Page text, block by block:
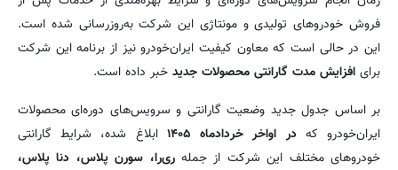
فروش خودروهای تولیدی و مونتاژی این شرکت به‌روزرسانی شده است.
این در حالی است که معاون کیفیت ایران‌خودرو نیز از برنامه این شرکت
برای افزایش مدت گارانتی محصولات جدید خبر داده است.
بر اساس جدول جدید وضعیت گارانتی و سرویس‌های دوره‌ای محصولات
ایران‌خودرو کهدر اواخر خردادماه ۱۴۰۵
ابلاغ شده، شرایط گارانتی
خودروهای مختلف این شرکت از جملهری‌را، سورن پلاس، دنا پلاس،